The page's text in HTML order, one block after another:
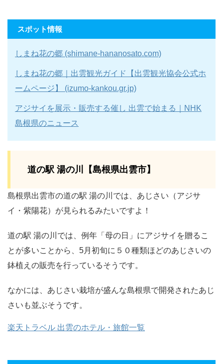
スポット情報
しまね花の郷 (shimane-hananosato.com)
しまね花の郷｜出雲観光ガイド【出雲観光協会公式ホ
ームページ】 (izumo-kankou.gr.jp)
アジサイを展示・販売する催し 出雲で始まる｜NHK
島根県のニュース
道の駅 湯の川【島根県出雲市】
島根県出雲市の道の駅 湯の川では、あじさい（アジサ
イ・紫陽花）が見られるみたいですよ！
道の駅 湯の川では、例年「母の日」にアジサイを贈るこ
とが多いことから、5月初旬に５０種類ほどのあじさいの
鉢植えの販売を行っているそうです。
なかには、あじさい栽培が盛んな島根県で開発されたあじ
さいも並ぶそうです。
楽天トラベル 出雲のホテル・旅館一覧